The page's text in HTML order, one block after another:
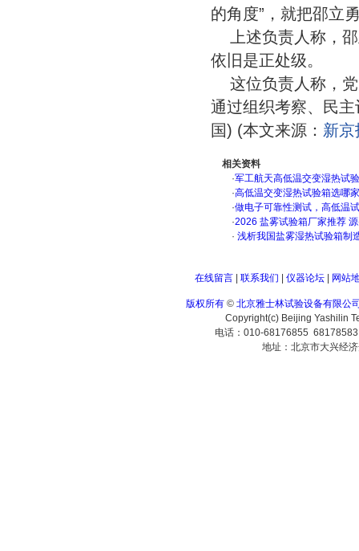
的角度”，就把邵立
上述负责人称，
依旧是正处级。
这位负责人称，
通过组织考察、民
国) (本文来源： 新京
相关资料
·军工航天高低温交变湿热试
·高低温交变湿热试验箱选哪
·做电子可靠性测试，高低温
·2026 盐雾试验箱厂家推荐
· 浅析我国盐雾湿热试验箱制
在线留言| 联系我们 仪器论坛| 网站
版权所有 © 北京雅士林试验设备有限公
Copyright(c) Beijing Yashilin
电话：010-68176855
地址：北京市大兴经